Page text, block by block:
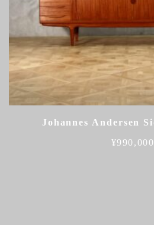
Johannes Andersen
¥990,000